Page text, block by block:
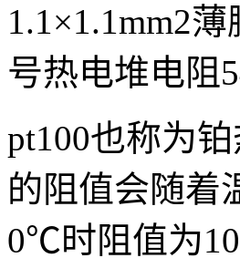
1.1×1.1mm2薄
号热电堆电阻
pt100也称为
的阻值会随着
0℃时阻值为